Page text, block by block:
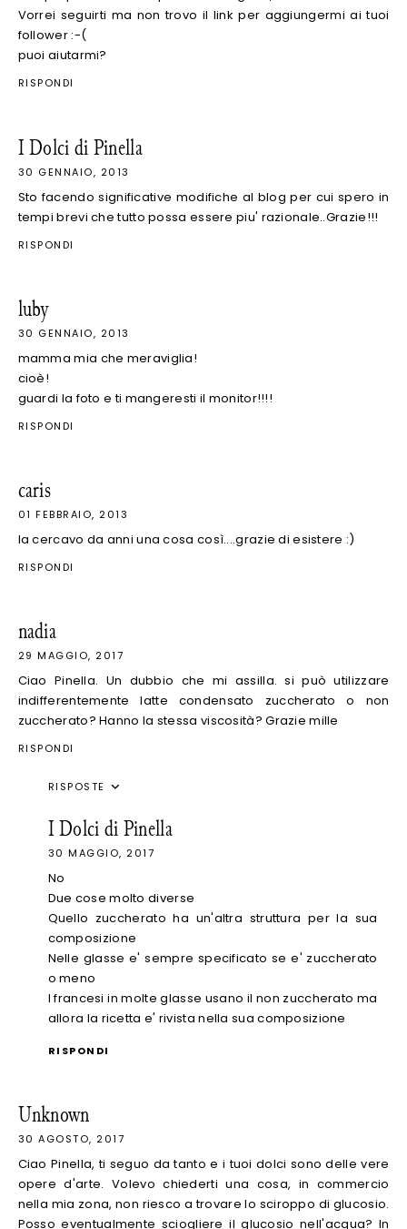
Vorrei seguirti ma non trovo il link per aggiungermi ai tuoi
follower :-(
puoi aiutarmi?
RISPONDI
I Dolci di Pinella
30 GENNAIO, 2013
Sto facendo significative modifiche al blog per cui spero in
tempi brevi che tutto possa essere piu' razionale..Grazie!!!
RISPONDI
luby
30 GENNAIO, 2013
mamma mia che meraviglia!
cioè!
guardi la foto e ti mangeresti il monitor!!!!
RISPONDI
caris
01 FEBBRAIO, 2013
la cercavo da anni una cosa così....grazie di esistere :)
RISPONDI
nadia
29 MAGGIO, 2017
Ciao Pinella. Un dubbio che mi assilla. si può utilizzare
indifferentemente latte condensato zuccherato o non
zuccherato? Hanno la stessa viscosità? Grazie mille
RISPONDI
RISPOSTE
I Dolci di Pinella
30 MAGGIO, 2017
No
Due cose molto diverse
Quello zuccherato ha un'altra struttura per la sua
composizione
Nelle glasse e' sempre specificato se e' zuccherato
o meno
I francesi in molte glasse usano il non zuccherato ma
allora la ricetta e' rivista nella sua composizione
RISPONDI
Unknown
30 AGOSTO, 2017
Ciao Pinella, ti seguo da tanto e i tuoi dolci sono delle vere
opere d'arte. Volevo chiederti una cosa, in commercio
nella mia zona, non riesco a trovare lo sciroppo di glucosio.
Posso eventualmente sciogliere il glucosio nell'acqua? In